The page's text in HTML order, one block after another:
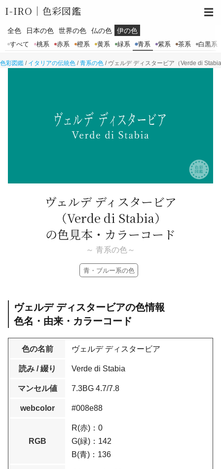
I-IRO｜ 色彩図鑑
全色 日本の色 世界の色 仏の色 伊の色
すべて 桃系 赤系 橙系 黄系 緑系 青系 紫系 茶系 白黒系
☰
色彩図鑑 / イタリアの伝統色 / 青系の色 /ヴェルデ ディスタービア（Verde di
ヴェルデ ディスタービア
（Verde di Stabia）
の色見本・カラーコード
～ 青系の色～
青・ブルー系の色
ヴェルデ ディスタービアの色情報
色名・由来・カラーコード
色の名前 ヴェルデ ディスタービア
読み / 綴り Verde di Stabia
マンセル値 7.3BG 4.7/7.8
webcolor #008e88
RGB
R(赤)：0
G(緑)：142
B(青)：136